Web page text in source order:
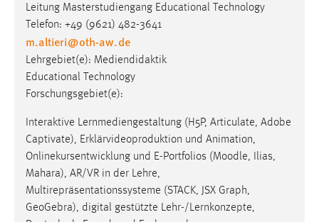
Leitung Masterstudiengang Educational Technology
Telefon: +49 (9621) 482-3641
m.altieri@oth-aw.de
Lehrgebiet(e): Mediendidaktik
Educational Technology
Forschungsgebiet(e):
Interaktive Lernmediengestaltung (H5P, Articulate, Adobe
Captivate), Erklärvideoproduktion und Animation,
Onlinekursentwicklung und E-Portfolios (Moodle, Ilias,
Mahara), AR/VR in der Lehre,
Multirepräsentationssysteme (STACK, JSX Graph,
GeoGebra), digital gestützte Lehr-/Lernkonzepte,